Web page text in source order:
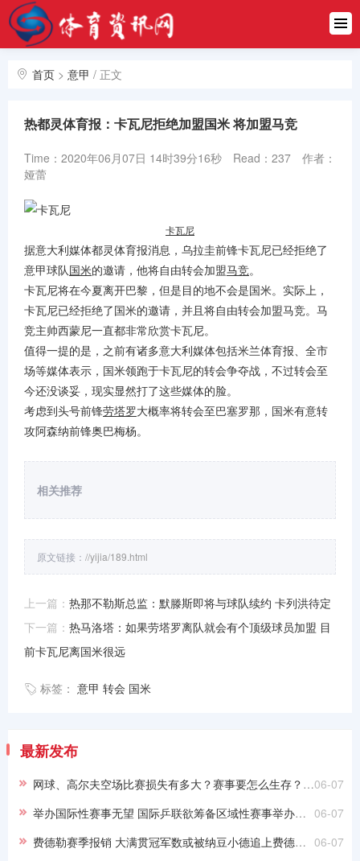
首页
西甲
德甲
意甲
欧冠
NBA
亚冠
CBA
网球
排球
首页 > 意甲 / 正文
热都灵体育报：卡瓦尼拒绝加盟国米 将加盟马竞
Time：2020年06月07日 14时39分16秒 Read：237
作者：
娅蕾
卡瓦尼
据意大利媒体都灵体育报消息，乌拉圭前锋卡瓦尼已经拒绝了
意甲球队国米的邀请，他将自由转会加盟马竞。
卡瓦尼将在今夏离开巴黎，但是目的地不会是国米。实际上，
卡瓦尼已经拒绝了国米的邀请，并且将自由转会加盟马竞。马
竞主帅西蒙尼一直都非常欣赏卡瓦尼。
值得一提的是，之前有诸多意大利媒体包括米兰体育报、全市
场等媒体表示，国米领跑于卡瓦尼的转会争夺战，不过转会至
今还没谈妥，现实显然打了这些媒体的脸。
考虑到头号前锋劳塔罗大概率将转会至巴塞罗那，国米有意转
攻阿森纳前锋奥巴梅杨。
相关推荐
原文链接： //yijia/189.html
上一篇： 热那不勒斯总监：默滕斯即将与球队续约 卡列洪待定
下一篇： 热马洛塔：如果劳塔罗离队就会有个顶级球员加盟 目
前卡瓦尼离国米很远
标签： 意甲 转会 国米
最新发布
06-07
网球、高尔夫空场比赛损失有多大？赛事要怎么生存？网球、高尔夫空场比赛损失有多大？赛事要怎么生存？
06-07
举办国际性赛事无望 国际乒联欲筹备区域性赛事举办国际性赛事无望 国际乒联欲筹备区域性赛事
06-07
费德勒赛季报销 大满贯冠军数或被纳豆小德追上费德勒赛季报销 大满贯冠军数或被纳豆小德追上